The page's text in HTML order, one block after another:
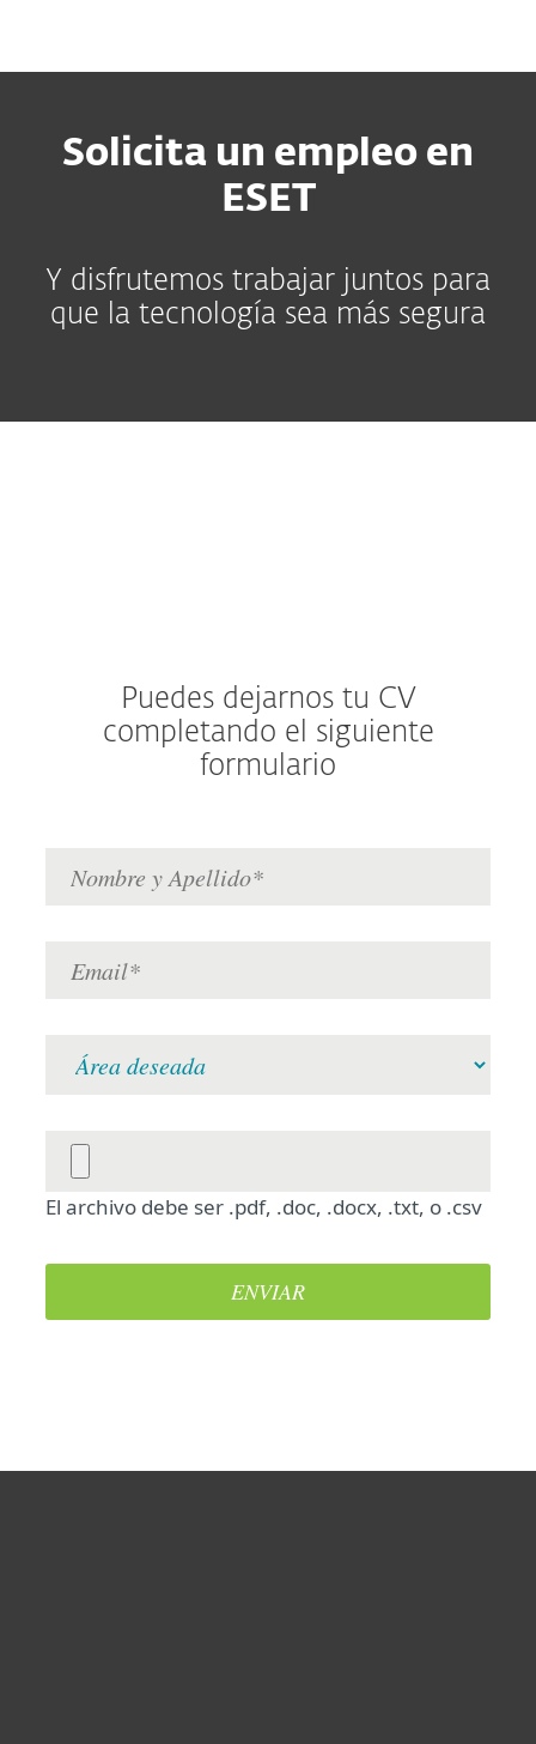
Solicita un empleo en
ESET
Y disfrutemos trabajar juntos para
que la tecnología sea más segura
Puedes dejarnos tu CV
completando el siguiente
formulario